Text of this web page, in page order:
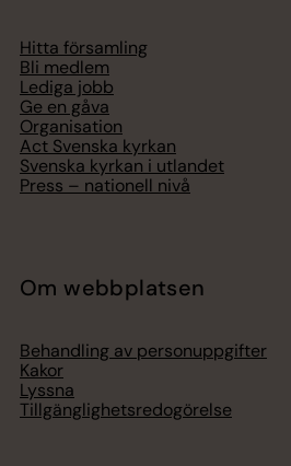
Hitta församling
Bli medlem
Lediga jobb
Ge en gåva
Organisation
Act Svenska kyrkan
Svenska kyrkan i utlandet
Press – nationell nivå
Om webbplatsen
Behandling av personuppgifter
Kakor
Lyssna
Tillgänglighetsredogörelse